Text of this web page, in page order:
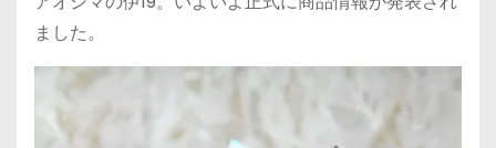
ました。